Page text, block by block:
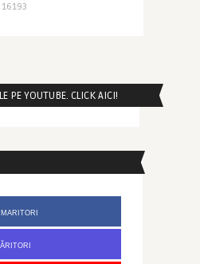
PE YOUTUBE. CLICK AICI!